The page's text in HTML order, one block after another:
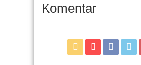
Komentar